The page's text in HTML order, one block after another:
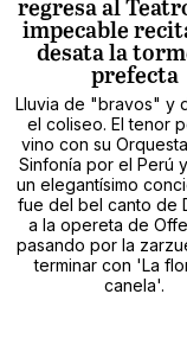
regresa al
impecable
desata la
prefecta
Lluvia de "bravos" y
el coliseo. El tenor
vino con su
Sinfonía por el Perú
un elegantísimo
fue del bel canto de
a la opereta de
pasando por la
terminar con 'La
canela'.